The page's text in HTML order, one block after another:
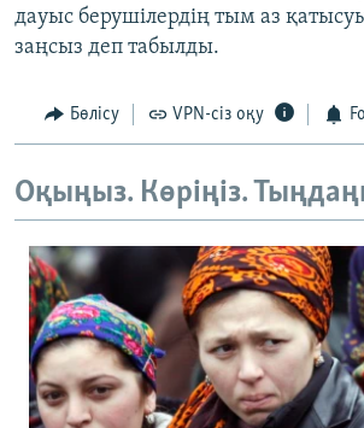
Басқа тілдерде
дауыс берушілердің тым аз
заңсыз деп табылды.
Бөлісу VPN-сіз оқу
Оқыңыз. Көріңіз.